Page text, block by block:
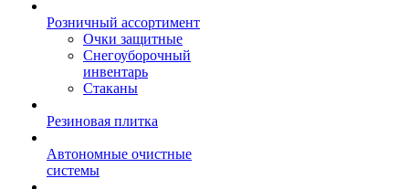
Розничный ассортимент
Очки защитные
Снегоуборочный
инвентарь
Стаканы
Резиновая плитка
Автономные очистные
системы